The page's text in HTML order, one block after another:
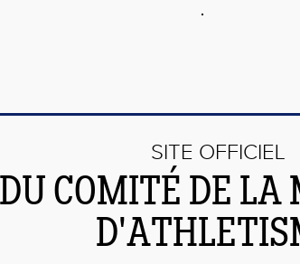
SITE OFFICIEL
DU COMITÉ DE LA